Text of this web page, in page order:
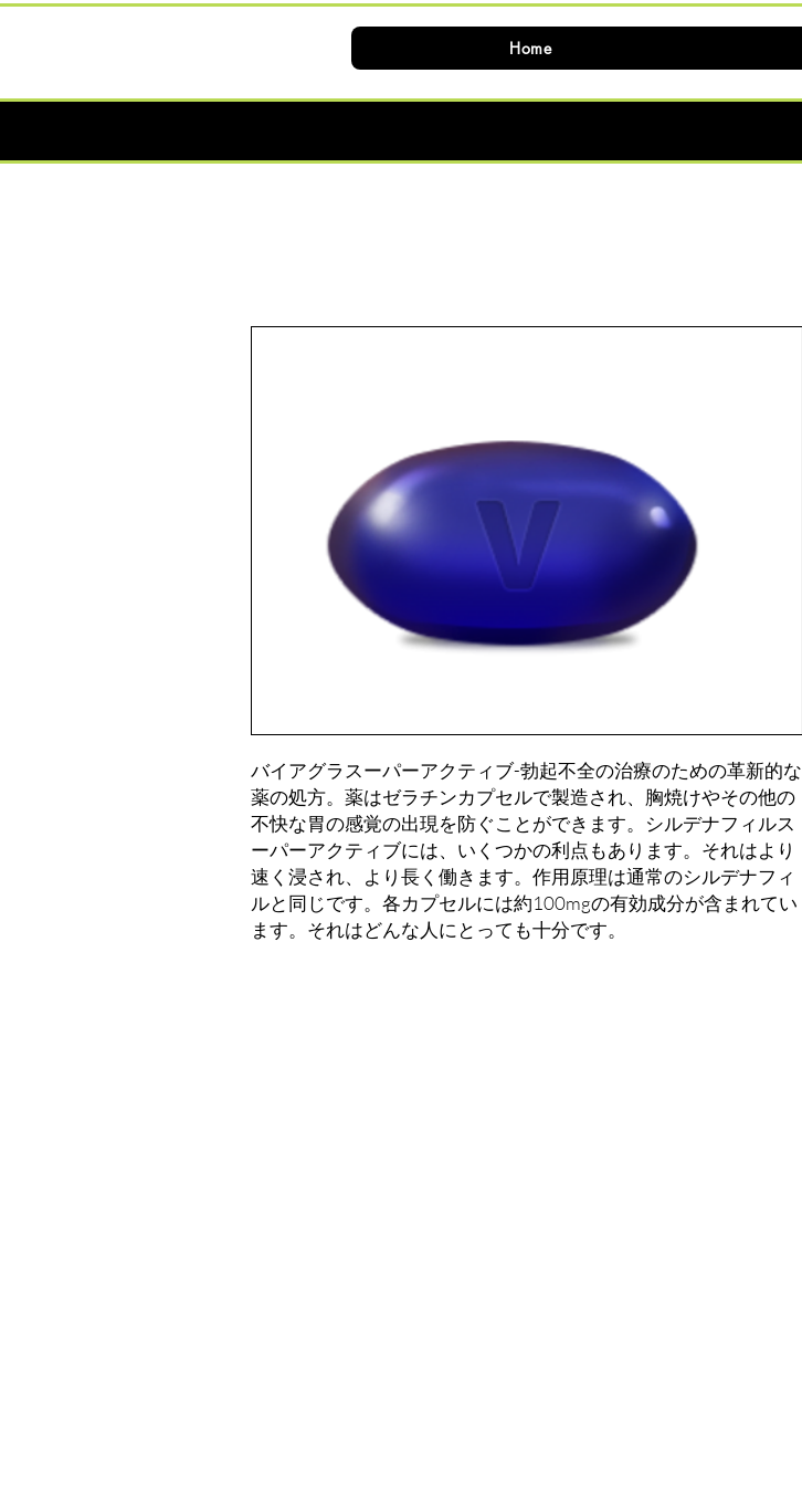
Home
バイアグラスーパーアクティブ-勃起不全の治療のための革新的な
薬の処方。薬はゼラチンカプセルで製造され、胸焼けやその他の
不快な胃の感覚の出現を防ぐことができます。シルデナフィルス
ーパーアクティブには、いくつかの利点もあります。それはより
速く浸され、より長く働きます。作用原理は通常のシルデナフィ
ルと同じです。各カプセルには約100mgの有効成分が含まれてい
ます。それはどんな人にとっても十分です。